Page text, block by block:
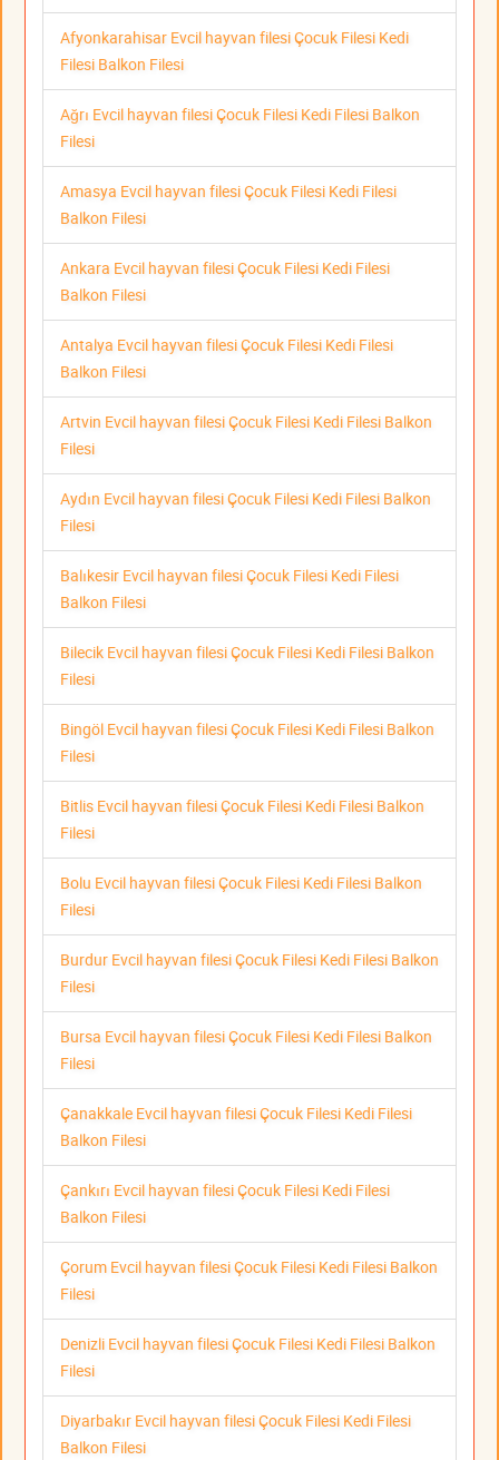
Afyonkarahisar Evcil hayvan filesi Çocuk Filesi Kedi
Filesi Balkon Filesi
Ağrı Evcil hayvan filesi Çocuk Filesi Kedi Filesi Balkon
Filesi
Amasya Evcil hayvan filesi Çocuk Filesi Kedi Filesi
Balkon Filesi
Ankara Evcil hayvan filesi Çocuk Filesi Kedi Filesi
Balkon Filesi
Antalya Evcil hayvan filesi Çocuk Filesi Kedi Filesi
Balkon Filesi
Artvin Evcil hayvan filesi Çocuk Filesi Kedi Filesi Balkon
Filesi
Aydın Evcil hayvan filesi Çocuk Filesi Kedi Filesi Balkon
Filesi
Balıkesir Evcil hayvan filesi Çocuk Filesi Kedi Filesi
Balkon Filesi
Bilecik Evcil hayvan filesi Çocuk Filesi Kedi Filesi Balkon
Filesi
Bingöl Evcil hayvan filesi Çocuk Filesi Kedi Filesi Balkon
Filesi
Bitlis Evcil hayvan filesi Çocuk Filesi Kedi Filesi Balkon
Filesi
Bolu Evcil hayvan filesi Çocuk Filesi Kedi Filesi Balkon
Filesi
Burdur Evcil hayvan filesi Çocuk Filesi Kedi Filesi Balkon
Filesi
Bursa Evcil hayvan filesi Çocuk Filesi Kedi Filesi Balkon
Filesi
Çanakkale Evcil hayvan filesi Çocuk Filesi Kedi Filesi
Balkon Filesi
Çankırı Evcil hayvan filesi Çocuk Filesi Kedi Filesi
Balkon Filesi
Çorum Evcil hayvan filesi Çocuk Filesi Kedi Filesi Balkon
Filesi
Denizli Evcil hayvan filesi Çocuk Filesi Kedi Filesi Balkon
Filesi
Diyarbakır Evcil hayvan filesi Çocuk Filesi Kedi Filesi
Balkon Filesi